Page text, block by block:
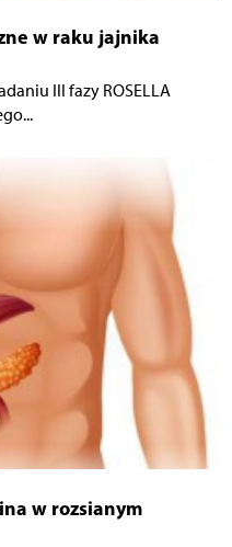
w raku jajnika
III fazy ROSELLA
w rozsianym